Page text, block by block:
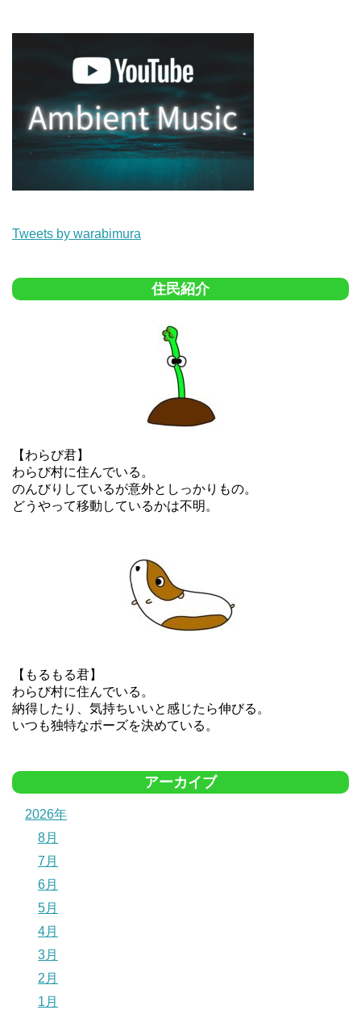
Tweets by warabimura
住民紹介
【わらび君】
わらび村に住んでいる。
のんびりしているが意外としっかりもの。
どうやって移動しているかは不明。
【もるもる君】
わらび村に住んでいる。
納得したり、気持ちいいと感じたら伸びる。
いつも独特なポーズを決めている。
アーカイブ
2026年
8月
7月
6月
5月
4月
3月
2月
1月